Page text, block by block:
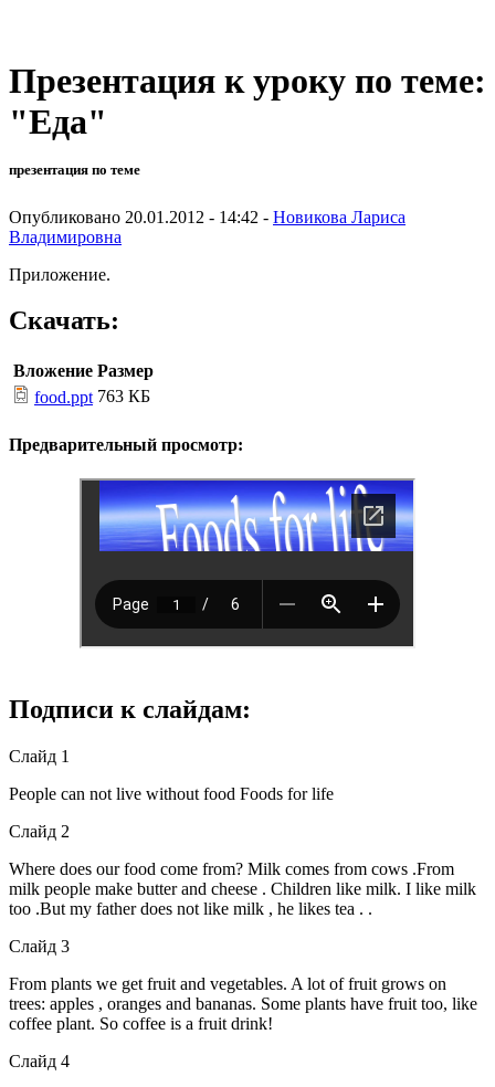
Презентация к уроку по теме:
"Еда"
презентация по теме
Опубликовано 20.01.2012 - 14:42 - Новикова Лариса
Владимировна
Приложение.
Скачать:
Вложение Размер
food.ppt 763 КБ
Предварительный просмотр:
Подписи к слайдам:
Слайд 1
People can not live without food Foods for life
Слайд 2
Where does our food come from? Milk comes from cows .From
milk people make butter and cheese . Children like milk. I like milk
too .But my father does not like milk , he likes tea . .
Слайд 3
From plants we get fruit and vegetables. A lot of fruit grows on
trees: apples , oranges and bananas. Some plants have fruit too, like
coffee plant. So coffee is a fruit drink!
Слайд 4